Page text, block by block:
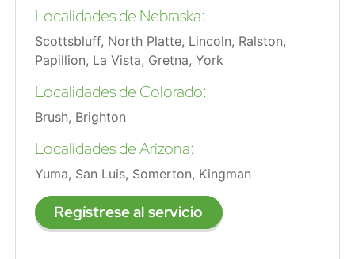
Localidades de Nebraska:
Scottsbluff, North Platte, Lincoln, Ralston,
Papillion, La Vista, Gretna, York
Localidades de Colorado:
Brush, Brighton
Localidades de Arizona:
Yuma, San Luis, Somerton, Kingman
Regístrese al servicio